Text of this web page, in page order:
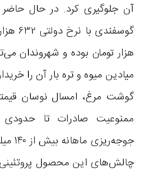
آن جلوگیری کرد. در حال
هزار تومان بوده و شهروندان
میادین میوه و تره بار آن را
گوشت مرغ، امسال نوسان
ممنوعیت صادرات تا
چالش‌های این محصول